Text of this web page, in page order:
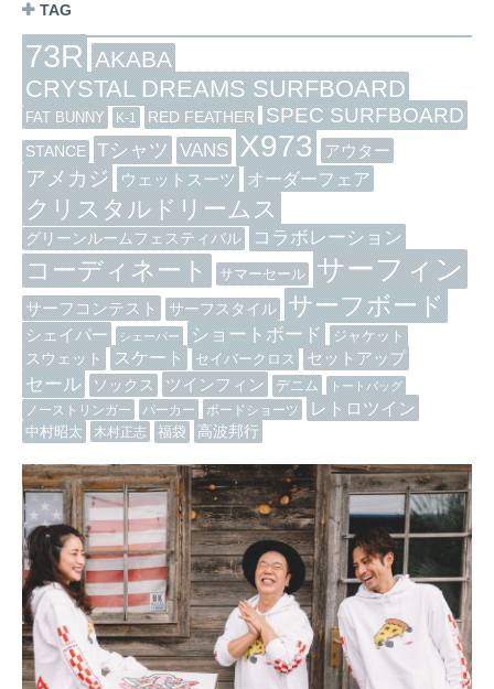
TAG
73R AKABA
CRYSTAL DREAMS SURFBOARD
FAT BUNNY K-1 RED FEATHER SPEC SURFBOARD
STANCE Tシャツ VANS X973 アウター
アメカジ ウェットスーツ オーダーフェア
クリスタルドリームス
グリーンルームフェスティバル コラボレーション
コーディネート サマーセール サーフィン
サーフコンテスト サーフスタイル サーフボード
シェイパー シェーパー ショートボード ジャケット
スウェット スケート セイバークロス セットアップ
セール ソックス ツインフィン デニム トートバッグ
ノーストリンガー パーカー ボードショーツ レトロツイン
中村昭太 木村正志 福袋 高波邦行